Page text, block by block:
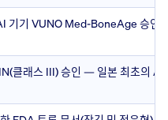
기기 VUNO Med-BoneAge 승인
클래스 III) 승인 — 일본 최초의 AI